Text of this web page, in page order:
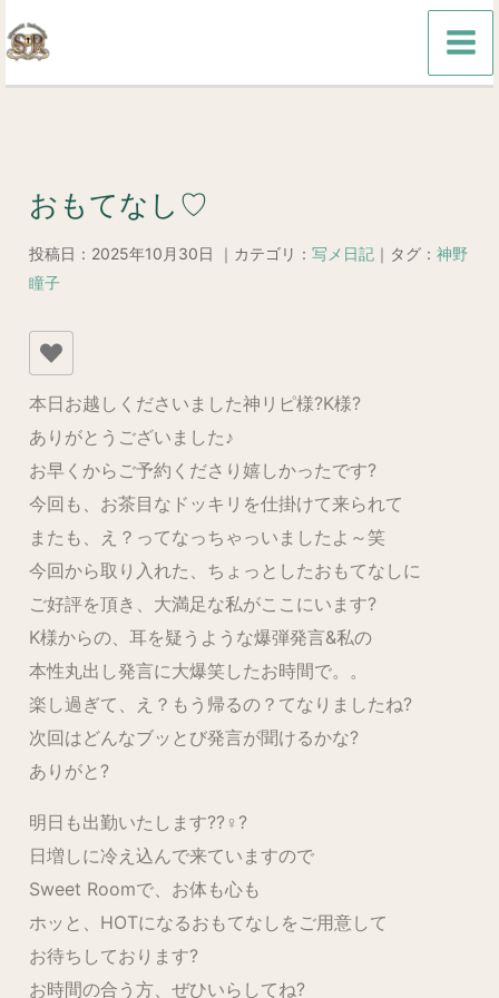
容
を
おもてなし♡
投稿日：2025年10月30日 ｜カテゴリ： 写メ日記｜タグ： 神野
瞳子
本日お越しくださいました神リピ様?K様?
ありがとうございました♪
お早くからご予約くださり嬉しかったです?
今回も、お茶目なドッキリを仕掛けて来られて
またも、え？ってなっちゃっいましたよ～笑
今回から取り入れた、ちょっとしたおもてなしに
ご好評を頂き、大満足な私がここにいます?
K様からの、耳を疑うような爆弾発言&私の
本性丸出し発言に大爆笑したお時間で。。
楽し過ぎて、え？もう帰るの？てなりましたね?
次回はどんなブッとび発言が聞けるかな?
ありがと?
明日も出勤いたします??♀?
日増しに冷え込んで来ていますので
Sweet Roomで、お体も心も
ホッと、HOTになるおもてなしをご用意して
お待ちしております?
お時間の合う方、ぜひいらしてね?